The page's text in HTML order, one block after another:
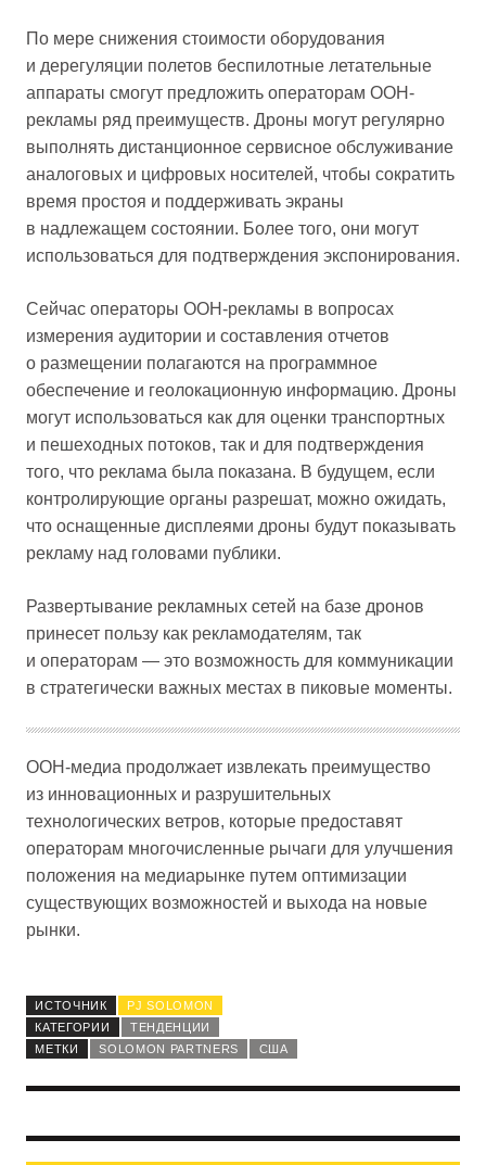
По мере снижения стоимости оборудования
и дерегуляции полетов беспилотные летательные
аппараты смогут предложить операторам OOH-
рекламы ряд преимуществ. Дроны могут регулярно
выполнять дистанционное сервисное обслуживание
аналоговых и цифровых носителей, чтобы сократить
время простоя и поддерживать экраны
в надлежащем состоянии. Более того, они могут
использоваться для подтверждения экспонирования.
Сейчас операторы OOH-рекламы в вопросах
измерения аудитории и составления отчетов
о размещении полагаются на программное
обеспечение и геолокационную информацию. Дроны
могут использоваться как для оценки транспортных
и пешеходных потоков, так и для подтверждения
того, что реклама была показана. В будущем, если
контролирующие органы разрешат, можно ожидать,
что оснащенные дисплеями дроны будут показывать
рекламу над головами публики.
Развертывание рекламных сетей на базе дронов
принесет пользу как рекламодателям, так
и операторам — это возможность для коммуникации
в стратегически важных местах в пиковые моменты.
OOH-медиа продолжает извлекать преимущество
из инновационных и разрушительных
технологических ветров, которые предоставят
операторам многочисленные рычаги для улучшения
положения на медиарынке путем оптимизации
существующих возможностей и выхода на новые
рынки.
ИСТОЧНИК
PJ SOLOMON
КАТЕГОРИИ
ТЕНДЕНЦИИ
МЕТКИ
SOLOMON PARTNERS США